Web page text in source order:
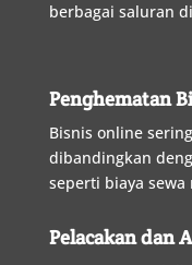
berbagai saluran
Penghematan
Bisnis online sering
dibandingkan
seperti biaya sewa
Pelacakan dan